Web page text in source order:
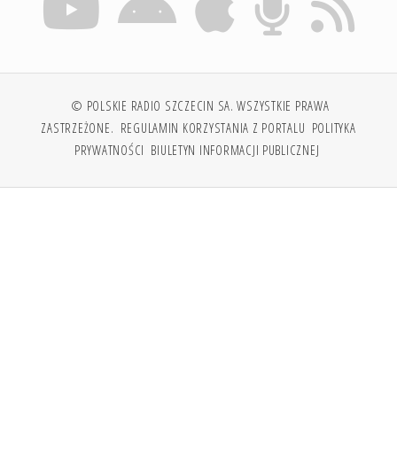
© POLSKIE RADIO SZCZECIN SA. WSZYSTKIE PRAWA
ZASTRZEŻONE. REGULAMIN KORZYSTANIA Z PORTALU POLITYKA
PRYWATNOŚCI BIULETYN INFORMACJI PUBLICZNEJ